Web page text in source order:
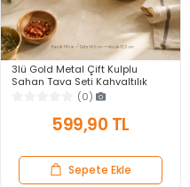
3lü Gold Metal Çift Kulplu
Sahan Tava Seti Kahvaltılık
Meze Menemen Mutfak Sofra
Sunum Kabı Seti
(0)
599,90 TL
Sepete Ekle